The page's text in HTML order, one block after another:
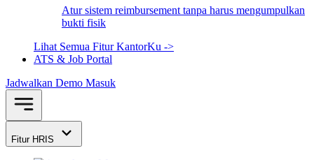
Atur sistem reimbursement tanpa harus mengumpulkan
bukti fisik
Lihat Semua Fitur KantorKu ->
ATS & Job Portal
Jadwalkan Demo Masuk
Fitur HRIS